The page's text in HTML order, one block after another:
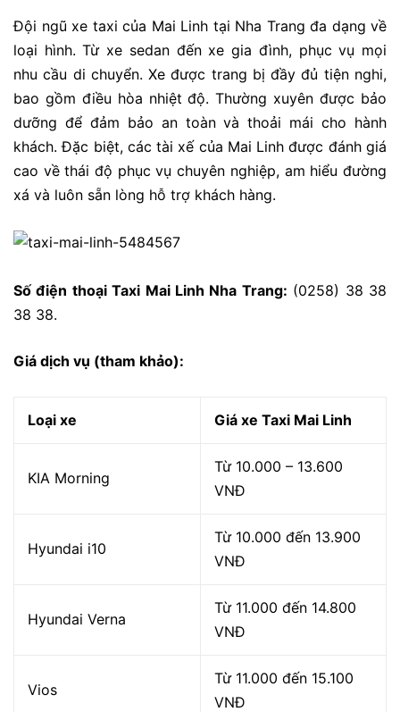
Đội ngũ xe taxi của Mai Linh tại Nha Trang đa dạng về
loại hình. Từ xe sedan đến xe gia đình, phục vụ mọi
nhu cầu di chuyển. Xe được trang bị đầy đủ tiện nghi,
bao gồm điều hòa nhiệt độ. Thường xuyên được bảo
dưỡng để đảm bảo an toàn và thoải mái cho hành
khách. Đặc biệt, các tài xế của Mai Linh được đánh giá
cao về thái độ phục vụ chuyên nghiệp, am hiểu đường
xá và luôn sẵn lòng hỗ trợ khách hàng.
Số điện thoại Taxi Mai Linh Nha Trang: (0258) 38 38
38 38.
Giá dịch vụ (tham khảo):
Loại xe Giá xe Taxi Mai Linh
KIA Morning
Từ 10.000 – 13.600
VNĐ
Hyundai i10
Từ 10.000 đến 13.900
VNĐ
Hyundai Verna
Từ 11.000 đến 14.800
VNĐ
Vios
Từ 11.000 đến 15.100
VNĐ